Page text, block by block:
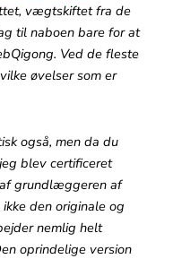
vægtskiftet fra de
til naboen bare for at
Ved de fleste
øvelser som er
også, men da du
blev certificeret
grundlæggeren af
den originale og
nemlig helt
oprindelige version